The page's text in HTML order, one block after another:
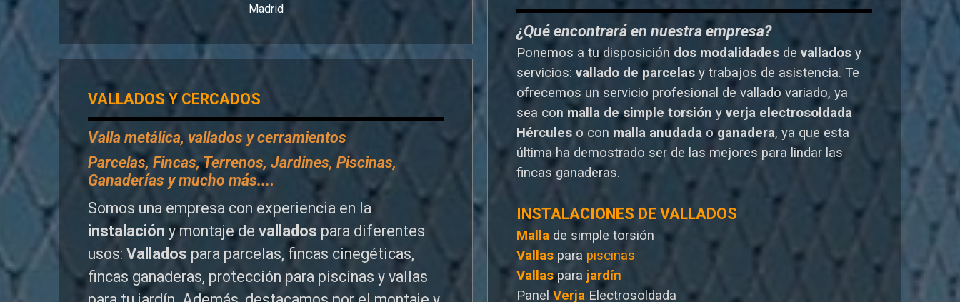
Madrid
VALLADOS Y CERCADOS
Valla metálica, vallados y cerramientos
Parcelas, Fincas, Terrenos, Jardines, Piscinas,
Ganaderías y mucho más....
Somos una empresa con experiencia en la
instalacióny montaje devallados para diferentes
usos: Vallados para parcelas, fincas cinegéticas,
fincas ganaderas, protección para piscinas y vallas
¿Qué encontrará en nuestra empresa?
Ponemos a tu disposición dos modalidades de vallados y
servicios: vallado de parcelas y trabajos de asistencia. Te
ofrecemos un servicio profesional de vallado variado, ya
sea con malla de simple torsión y verja electrosoldada
Hércules o con malla anudada o ganadera, ya que esta
última ha demostrado ser de las mejores para lindar las
fincas ganaderas.
INSTALACIONES DE VALLADOS
Malla de simple torsión
Vallas para piscinas
Vallaspara jardín
Panel Verja Electrosoldada